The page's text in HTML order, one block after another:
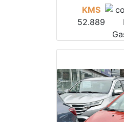
KMS
52.889